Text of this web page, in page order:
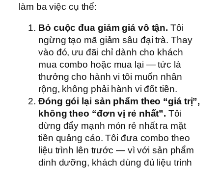
làm ba việc cụ thể:
Bỏ cuộc đua giảm giá vô tận. Tôi
ngừng tạo mã giảm sâu đại trà. Thay
vào đó, ưu đãi chỉ dành cho khách
mua combo hoặc mua lại — tức là
thưởng cho hành vi tôi muốn nhân
rộng, không phải hành vi đốt tiền.
Đóng gói lại sản phẩm theo “giá trị”,
không theo “đơn vị rẻ nhất”. Tôi
dừng đẩy mạnh món rẻ nhất ra mặt
tiền quảng cáo. Tôi đưa combo theo
liệu trình lên trước — vì với sản phẩm
dinh dưỡng, khách dùng đủ liệu trình